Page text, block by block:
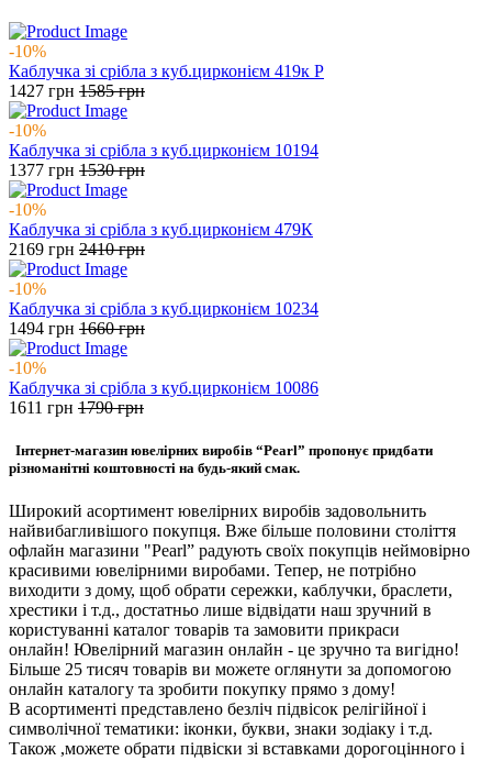
-10%
Каблучка зі срібла з куб.цирконієм 419к Р
1427 грн 1585грн
-10%
Каблучка зі срібла з куб.цирконієм 10194
1377 грн 1530грн
-10%
Каблучка зі срібла з куб.цирконієм 479К
2169 грн 2410грн
-10%
Каблучка зі срібла з куб.цирконієм 10234
1494 грн 1660грн
-10%
Каблучка зі срібла з куб.цирконієм 10086
1611 грн 1790грн
Інтернет-магазин ювелірних виробів “Pearl” пропонує придбати
різноманітні коштовності на будь-який смак.
Широкий асортимент ювелірних виробів задовольнить
найвибагливішого покупця. Вже більше половини століття
офлайн магазини "Pearl” радують своїх покупців неймовірно
красивими ювелірними виробами. Тепер, не потрібно
виходити з дому, щоб обрати сережки, каблучки, браслети,
хрестики і т.д., достатньо лише відвідати наш зручний в
користуванні каталог товарів та замовити прикраси
онлайн! Ювелірний магазин онлайн - це зручно та вигідно!
Більше 25 тисяч товарів ви можете оглянути за допомогою
онлайн каталогу та зробити покупку прямо з дому!
В асортименті представлено безліч підвісок релігійної і
символічної тематики: іконки, букви, знаки зодіаку і т.д.
Також ,можете обрати підвіски зі вставками дорогоцінного і